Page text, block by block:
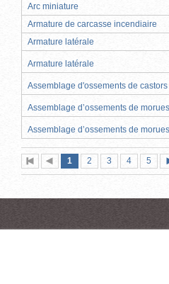
Arc miniature
Armature de carcasse incendiaire
Armature latérale
Armature latérale
Assemblage d'ossements de castors
Assemblage d’ossements de morues
Assemblage d’ossements de morues
Première
page
Page
précédente
Page
1 (page
actuelle)
Page
2 Page
3 Page
4 Page
5